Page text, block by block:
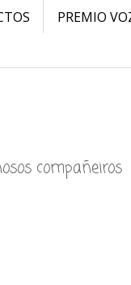
PREMIO
compañeiros